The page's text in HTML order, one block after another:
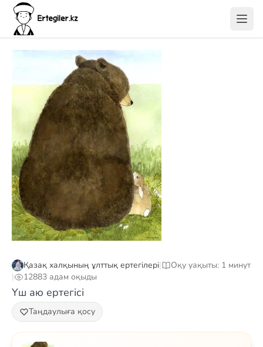
Қазақ халқының ұлттық ертегілері|
Оқу уақыты: 1 минут
|
12883 адам оқыды
Үш аю ертегісі
Таңдаулыға қосу